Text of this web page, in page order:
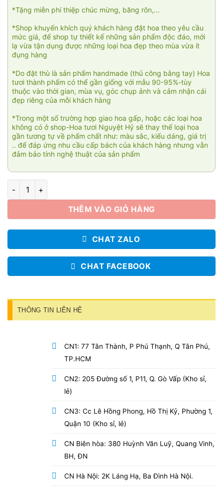
*Tặng miễn phí thiệp chúc mừng, băng rôn,...
*Shop khuyến khích quý khách hàng đặt hoa theo yêu cầu
mức giá, để shop tự thiết kế những sản phẩm độc đáo, mới
lạ vừa tận dụng được những loại hoa đẹp theo mùa vừa ít
đụng hàng
*Do đặt thù là sản phẩm handmade (thủ công bằng tay) Hoa
tươi thành phẩm có thể gần giống với mẫu 90-95%-tùy
thuộc vào thời gian, mùa vụ, góc chụp ảnh và cảm nhận cái
đẹp riêng của mỗi khách hàng
*Trong một số trường hợp giao hoa gấp, hoặc các loại hoa
không có ở shop-Hoa tươi Nguyệt Hỷ sẽ thay thế loại hoa
gần tương tự về phẩm chất như: màu sắc, kiểu dáng, giá trị
.. để đáp ứng nhu cầu cấp bách của khách hàng nhưng vẫn
đảm bảo tính nghệ thuật của sản phẩm
Fidélité 006 số lượng
THÊM VÀO GIỎ HÀNG
CHAT ZALO
CHAT FACEBOOK
THÔNG TIN LIÊN HỆ
CN1: 77 Tân Thành, P Phú Thạnh, Q Tân Phú,
TP.HCM
CN2: 205 Đường số 1, P11, Q. Gò Vấp (Kho sỉ,
lẻ)
CN3: Cc Lê Hồng Phong, Hồ Thị Kỷ, Phường 1,
Quận 10 (Kho sỉ, lẻ)
CN Biên hòa: 380 Huỳnh Văn Luỹ, Quang Vinh,
BH, ĐN
CN Hà Nội: 2K Láng Hạ, Ba Đình Hà Nội.